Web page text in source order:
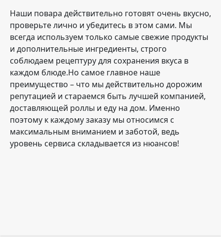
Наши повара действительно готовят очень вкусно,
проверьте лично и убедитесь в этом сами. Мы
всегда используем только самые свежие продукты
и дополнительные ингредиенты, строго
соблюдаем рецептуру для сохранения вкуса в
каждом блюде.Но самое главное наше
преимущество – что мы действительно дорожим
репутацией и стараемся быть лучшей компанией,
доставляющей роллы и еду на дом. Именно
поэтому к каждому заказу мы относимся с
максимальным вниманием и заботой, ведь
уровень сервиса складывается из нюансов!